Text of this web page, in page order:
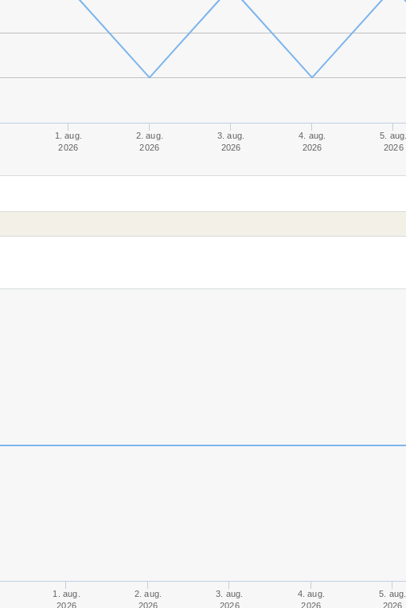
1. aug.
2026
2. aug.
2026
3. aug.
2026
4. aug.
2026
5. aug.
2026
1. aug.
2026
2. aug.
2026
3. aug.
2026
4. aug.
2026
5. aug.
2026